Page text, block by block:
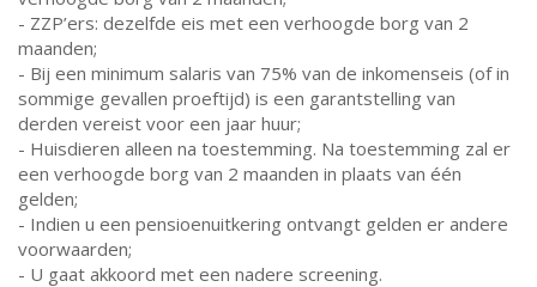
- ZZP’ers: dezelfde eis met een verhoogde borg van 2
maanden;
- Bij een minimum salaris van 75% van de inkomenseis (of in
sommige gevallen proeftijd) is een garantstelling van
derden vereist voor een jaar huur;
- Huisdieren alleen na toestemming. Na toestemming zal er
een verhoogde borg van 2 maanden in plaats van één
gelden;
- Indien u een pensioenuitkering ontvangt gelden er andere
voorwaarden;
- U gaat akkoord met een nadere screening.